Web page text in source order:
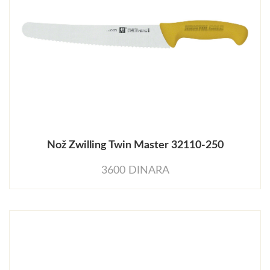
Nož Zwilling Twin Master 32110-250
3600 DINARA